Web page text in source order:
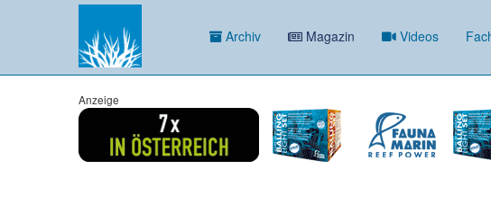
Archiv Magazin Videos
Anzeige